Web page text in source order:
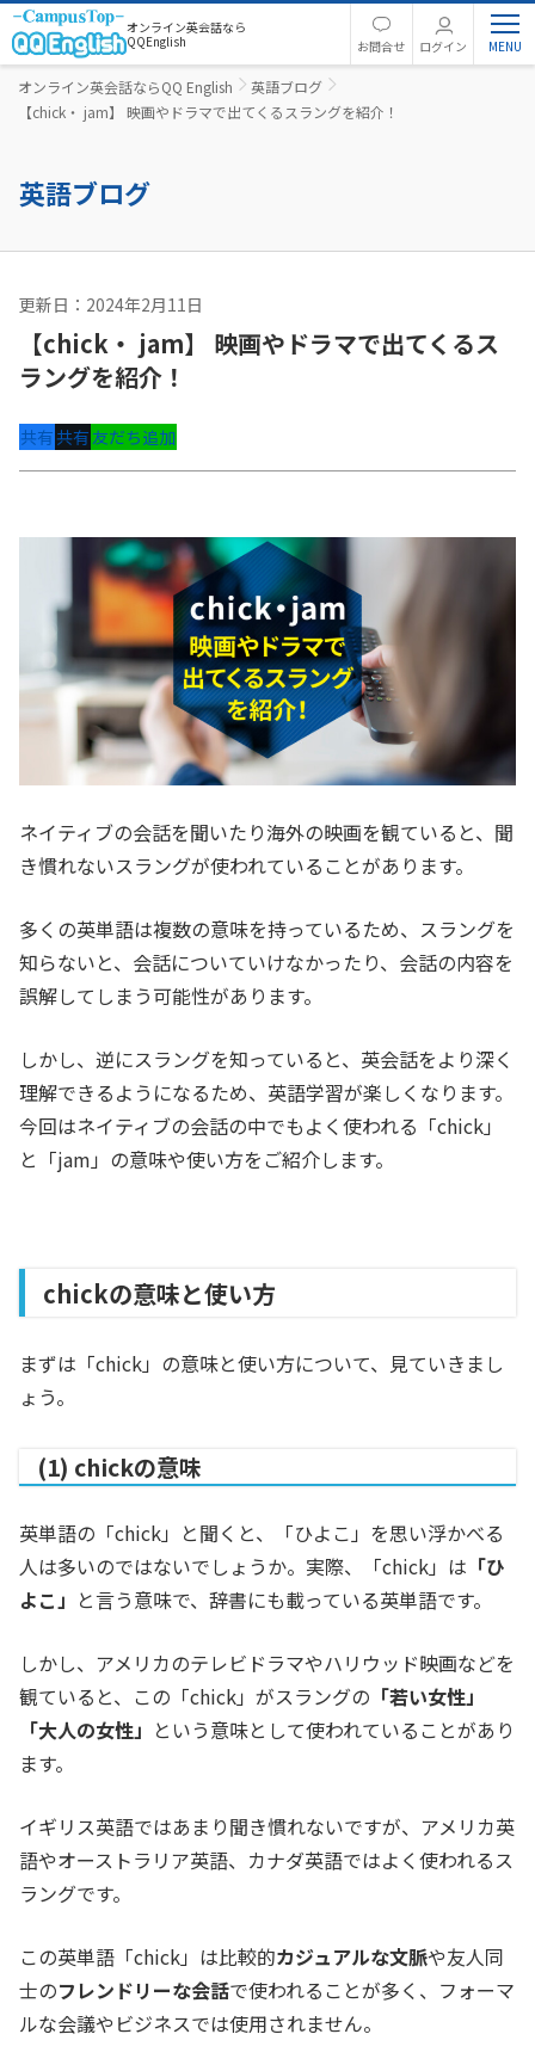
オンライン英会話なら
QQEnglish
お問合せ ログイン
オンライン英会話ならQQ English
英語ブログ
【chick・ jam】 映画やドラマで出てくるスラングを紹介！
英語ブログ
更新日：2024年2月11日
【chick・ jam】 映画やドラマで出てくるス
ラングを紹介！
共有共有友だち追加
ネイティブの会話を聞いたり海外の映画を観ていると、聞
き慣れないスラングが使われていることがあります。
多くの英単語は複数の意味を持っているため、スラングを
知らないと、会話についていけなかったり、会話の内容を
誤解してしまう可能性があります。
しかし、逆にスラングを知っていると、英会話をより深く
理解できるようになるため、英語学習が楽しくなります。
今回はネイティブの会話の中でもよく使われる「chick」
と「jam」の意味や使い方をご紹介します。
chickの意味と使い方
まずは「chick」の意味と使い方について、見ていきまし
ょう。
(1) chickの意味
英単語の「chick」と聞くと、「ひよこ」を思い浮かべる
人は多いのではないでしょうか。実際、「chick」は 「ひ
よこ」 と言う意味で、辞書にも載っている英単語です。
しかし、アメリカのテレビドラマやハリウッド映画などを
観ていると、この「chick」がスラングの 「若い女性」
「大人の女性」 という意味として使われていることがあり
ます。
イギリス英語ではあまり聞き慣れないですが、アメリカ英
語やオーストラリア英語、カナダ英語ではよく使われるス
ラングです。
この英単語「chick」は比較的カジュアルな文脈や友人同
士のフレンドリーな会話で使われることが多く、フォーマ
ルな会議やビジネスでは使用されません。